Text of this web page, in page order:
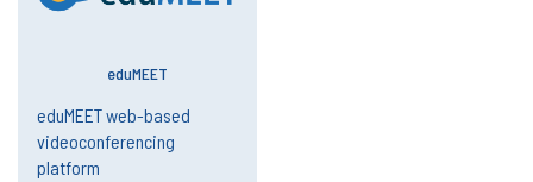
eduMEET
eduMEET web-based
videoconferencing
platform